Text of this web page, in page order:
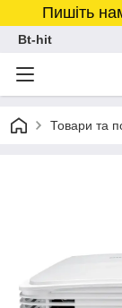
Пишіть
Bt-hit
Товари та